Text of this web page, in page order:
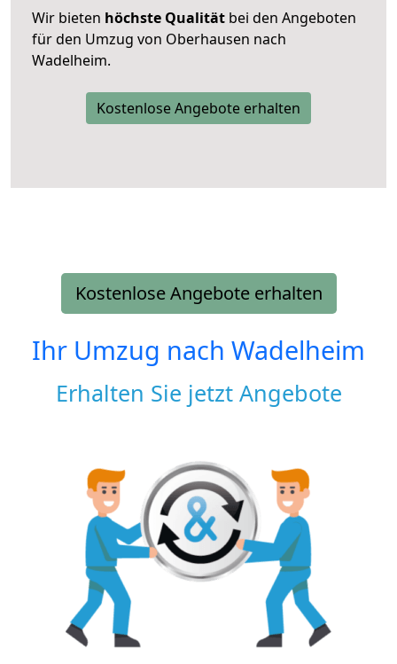
Wir bieten höchste Qualität bei den Angeboten
für den Umzug von Oberhausen nach
Wadelheim.
Kostenlose Angebote erhalten
Kostenlose Angebote erhalten
Ihr Umzug nach Wadelheim
Erhalten Sie jetzt Angebote